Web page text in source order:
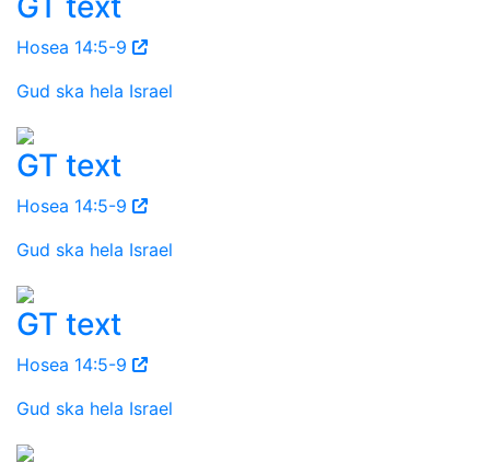
Hosea 14:5-9
Gud ska hela Israel
GT text
Hosea 14:5-9
Gud ska hela Israel
GT text
Hosea 14:5-9
Gud ska hela Israel